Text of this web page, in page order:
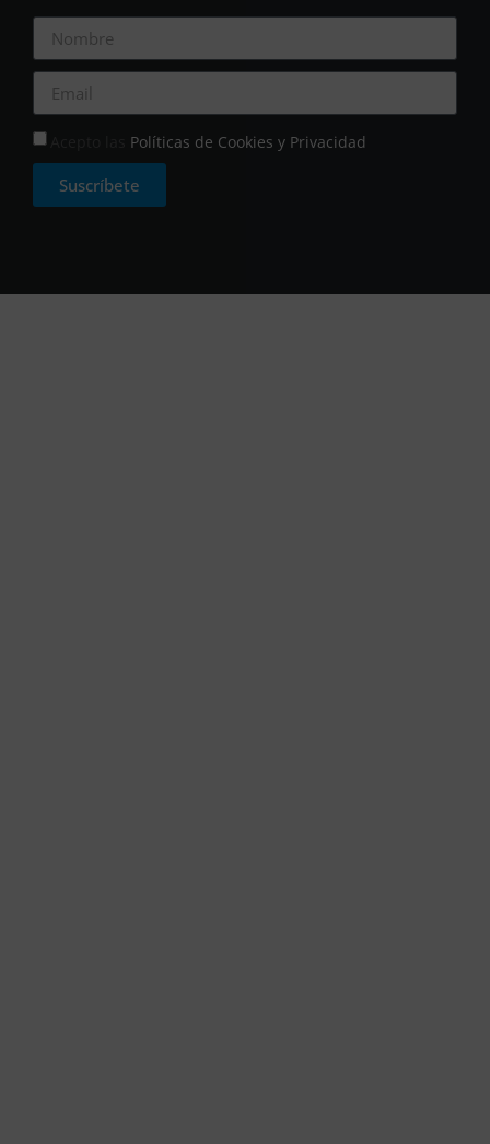
Políticas de Cookies y Privacidad
Suscríbete